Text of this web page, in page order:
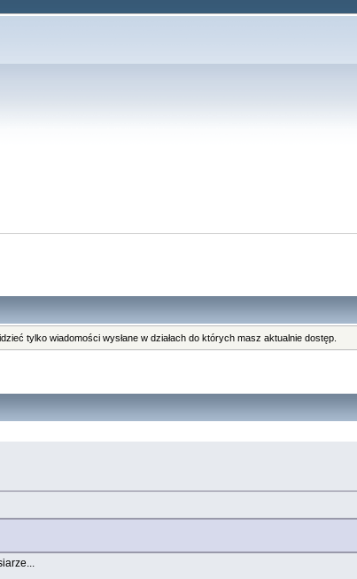
tylko wiadomości wysłane w działach do których masz aktualnie dostęp.